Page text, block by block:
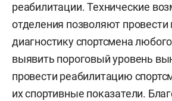
реабилитации. Технические
отделения позволяют
диагностику спортсмена
выявить пороговый уровень
провести реабилитацию
их спортивные показатели.